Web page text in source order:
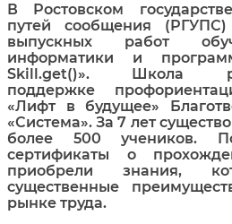
В Ростовском
путей сообщения (РГУПС)
выпускных работ об
информатики и
Skill.get()». Школа
поддержке
«Лифт в будущее»
Б
«Система». За 7 лет
более 500 учеников.
сертификаты о
приобрели знания,
существенные
рынке труда.